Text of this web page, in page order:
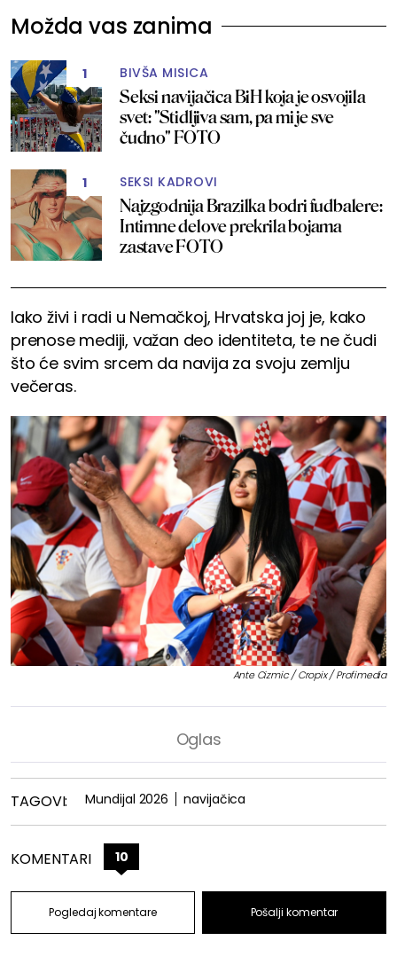
Možda vas zanima
1 BIVŠA MISICA
Seksi navijačica BiH koja je osvojila
svet: "Stidljiva sam, pa mi je sve
čudno" FOTO
1 SEKSI KADROVI
Najzgodnija Brazilka bodri fudbalere:
Intimne delove prekrila bojama
zastave FOTO
Iako živi i radi u Nemačkoj, Hrvatska joj je, kako
prenose mediji, važan deo identiteta, te ne čudi
što će svim srcem da navija za svoju zemlju
večeras.
Ante Cizmic / Cropix / Profimedia
TAGOVI: Mundijal 2026 navijačica
KOMENTARI 10
Pogledaj komentare Pošalji komentar